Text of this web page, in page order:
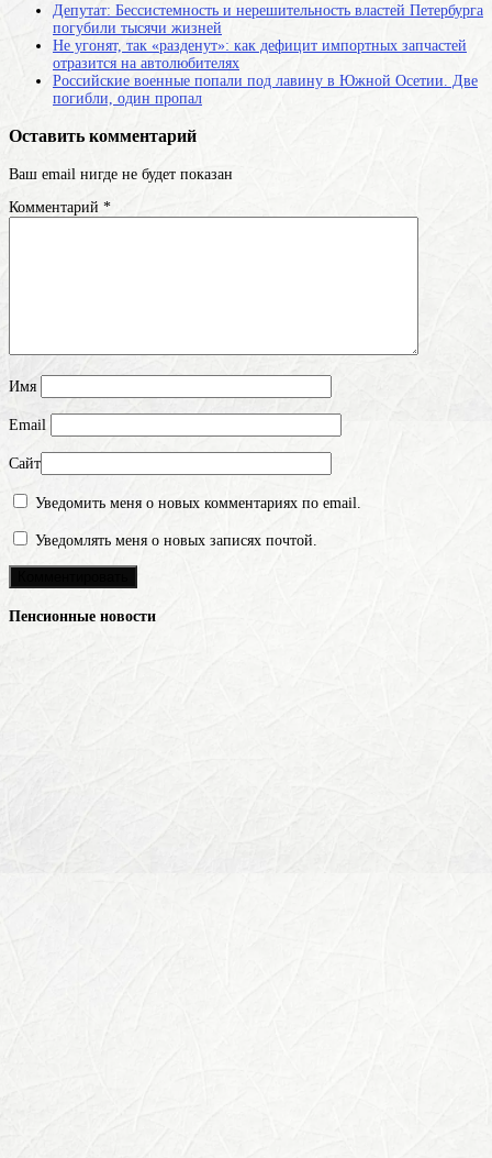
Депутат: Бессистемность и нерешительность властей Петербурга
погубили тысячи жизней
Не угонят, так «разденут»: как дефицит импортных запчастей
отразится на автолюбителях
Российские военные попали под лавину в Южной Осетии. Две
погибли, один пропал
Оставить комментарий
Ваш email нигде не будет показан
Комментарий *
Имя
Email
Сайт
Уведомить меня о новых комментариях по email.
Уведомлять меня о новых записях почтой.
Пенсионные новости